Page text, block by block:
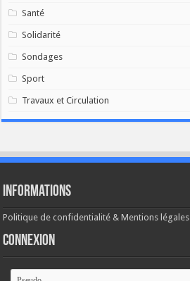
Santé
Solidarité
Sondages
Sport
Travaux et Circulation
Informations
Politique de confidentialité & Mentions légales
Connexion